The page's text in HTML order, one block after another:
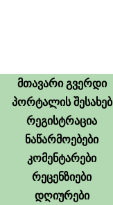
მთავარი გვერდი
პორტალის შესახებ
რეგისტრაცია
ნაწარმოებები
კომენტარები
რეცენზიები
დღიურები